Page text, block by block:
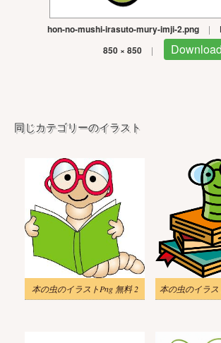
hon-no-mushi-irasuto-mury-imji-2.png |
850 × 850 | Download
同じカテゴリーのイラスト
本の虫のイラストPng 無料 2 本の虫のイラ